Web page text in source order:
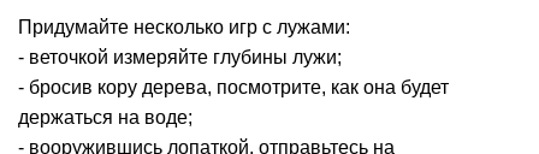
Придумайте несколько игр с лужами:
- веточкой измеряйте глубины лужи;
- бросив кору дерева, посмотрите, как она будет
держаться на воде;
- вооружившись лопаткой, отправьтесь на